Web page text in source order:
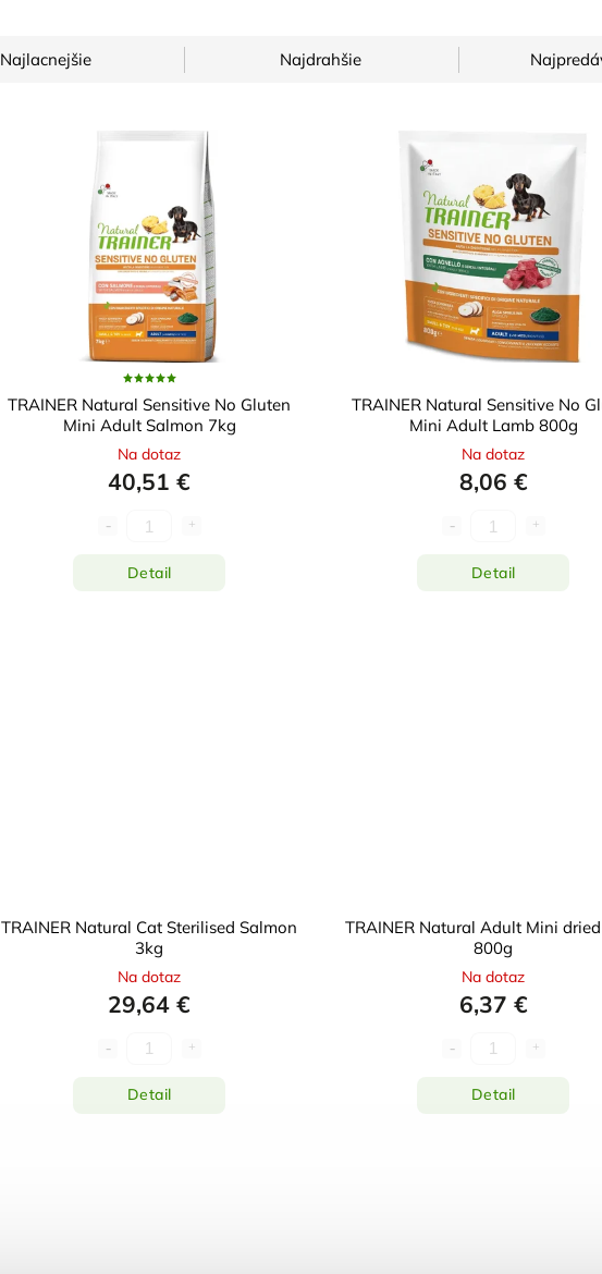
Najlacnejšie Najdrahšie
TRAINER Natural Sensitive No Gluten
Mini Adult Salmon 7kg
Na dotaz
40,51 €
Detail
TRAINER Natural Sensitive No
Mini Adult Lamb 800g
Na dotaz
8,06 €
Detail
TRAINER Natural Cat Sterilised Salmon
3kg
Na dotaz
29,64 €
Detail
TRAINER Natural Adult Mini
800g
Na dotaz
6,37 €
Detail